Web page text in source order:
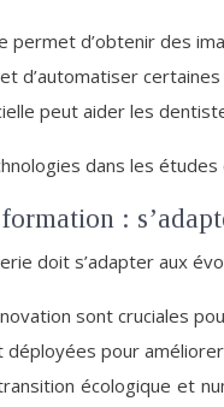
permet d’obtenir des
d’automatiser
peut aider les
dans les
:
doit s’adapter aux
sont cruciales
déployées pour
écologique et